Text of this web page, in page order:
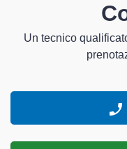
Un tecnico